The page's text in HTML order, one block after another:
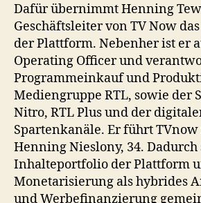
Dafür übernimmt Henning
Geschäftsleiter von TV Now
der Plattform. Nebenher ist er
Operating Officer und
Programmeinkauf und
Mediengruppe RTL, sowie der
Nitro, RTL Plus und der
Spartenkanäle. Er führt
Henning Nieslony, 34. Dadurch
Inhalteportfolio der Plattform
Monetarisierung als hybrides
und Werbefinanzierung